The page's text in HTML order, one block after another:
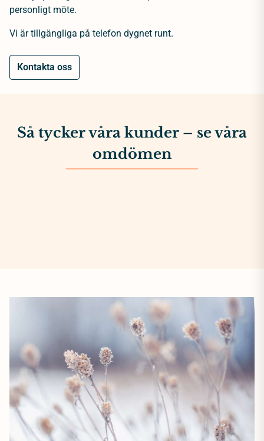
personligt möte.
Vi är tillgängliga på telefon dygnet runt.
Kontakta oss
Så tycker våra kunder – se våra
omdömen